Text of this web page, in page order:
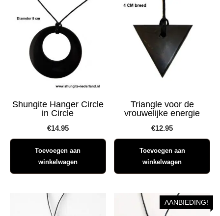
Shungite Hanger Circle
in Circle
€14.95
Toevoegen aan
winkelwagen
Triangle voor de
vrouwelijke energie
€12.95
Toevoegen aan
winkelwagen
AANBIEDING!